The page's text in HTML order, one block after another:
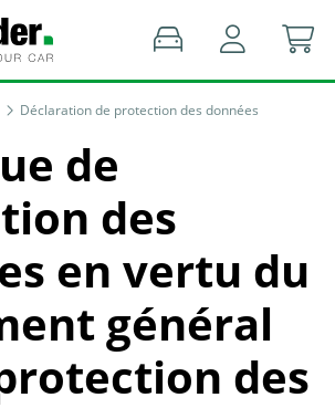
Déclaration de protection des données
de
des
en vertu du
général
des